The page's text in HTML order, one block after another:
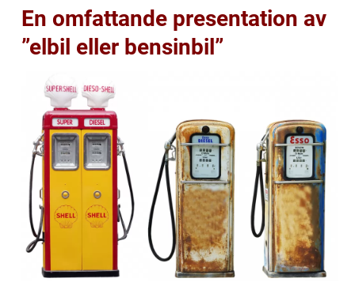
En omfattande presentation av
”elbil eller bensinbil”